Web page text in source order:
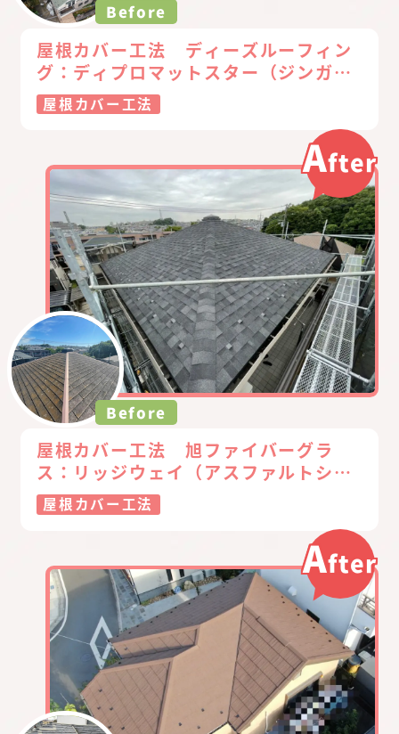
Before
屋根カバー工法 ディーズルーフィン
グ：ディプロマットスター（ジンガリ
ウム鋼板）
屋根カバー工法
After
Before
屋根カバー工法 旭ファイバーグラ
ス：リッジウェイ（アスファルトシン
グル）
屋根カバー工法
After